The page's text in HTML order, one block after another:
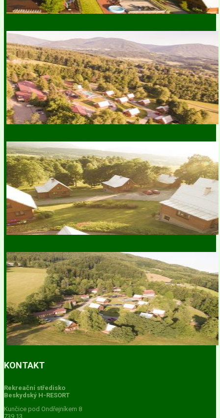
KONTAKT
Rekreační středisko
Beskydský H-RESORT
Kunčice pod Ondřejníkem 8
739 13